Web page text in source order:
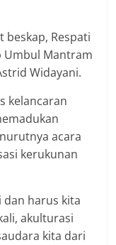
beskap, Respati
Umbul Mantram
Widayani.
kelancaran
acara
kerukunan
dan harus kita
akulturasi
kita dari